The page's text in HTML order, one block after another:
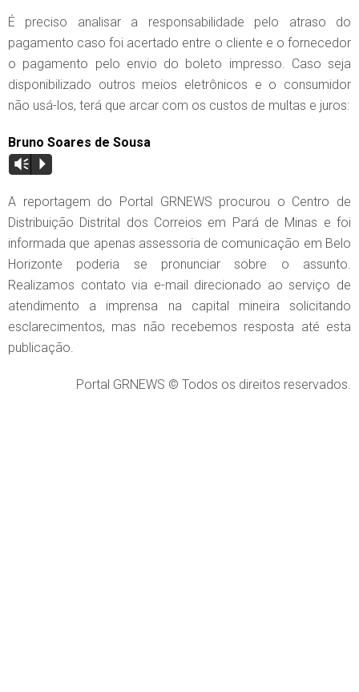
É preciso analisar a responsabilidade pelo atraso do
pagamento caso foi acertado entre o cliente e o fornecedor
o pagamento pelo envio do boleto impresso. Caso seja
disponibilizado outros meios eletrônicos e o consumidor
não usá-los, terá que arcar com os custos de multas e juros:
Bruno Soares de Sousa
Vm P
A reportagem do Portal GRNEWS procurou o Centro de
Distribuição Distrital dos Correios em Pará de Minas e foi
informada que apenas assessoria de comunicação em Belo
Horizonte poderia se pronunciar sobre o assunto.
Realizamos contato via e-mail direcionado ao serviço de
atendimento a imprensa na capital mineira solicitando
esclarecimentos, mas não recebemos resposta até esta
publicação.
Portal GRNEWS © Todos os direitos reservados.